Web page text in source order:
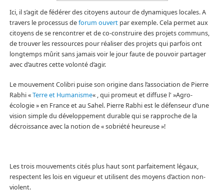
Ici, il s’agit de fédérer des citoyens autour de dynamiques locales. A
travers le processus deforum ouvertpar exemple. Cela permet aux
citoyens de se rencontrer et de co-construire des projets communs,
de trouver les ressources pour réaliser des projets qui parfois ont
longtemps mûrit sans jamais voir le jour faute de pouvoir partager
avec d’autres cette volonté d’agir.
Le mouvement Colibri puise son origine dans l’association de Pierre
Rabhi «Terre et Humanisme« , qui promeut et diffuse l' »Agro-
écologie » en France et au Sahel. Pierre Rabhi est le défenseur d’une
vision simple du développement durable qui se rapproche de la
décroissance avec la notion de « sobriété heureuse »!
Les trois mouvements cités plus haut sont parfaitement légaux,
respectent les lois en vigueur et utilisent des moyens d’action non-
violent.